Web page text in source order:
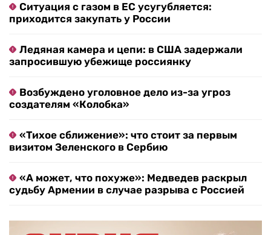
Ситуация с газом в ЕС усугубляется:
приходится закупать у России
Ледяная камера и цепи: в США задержали
запросившую убежище россиянку
Возбуждено уголовное дело из-за угроз
создателям «Колобка»
«Тихое сближение»: что стоит за первым
визитом Зеленского в Сербию
«А может, что похуже»: Медведев раскрыл
судьбу Армении в случае разрыва с Россией